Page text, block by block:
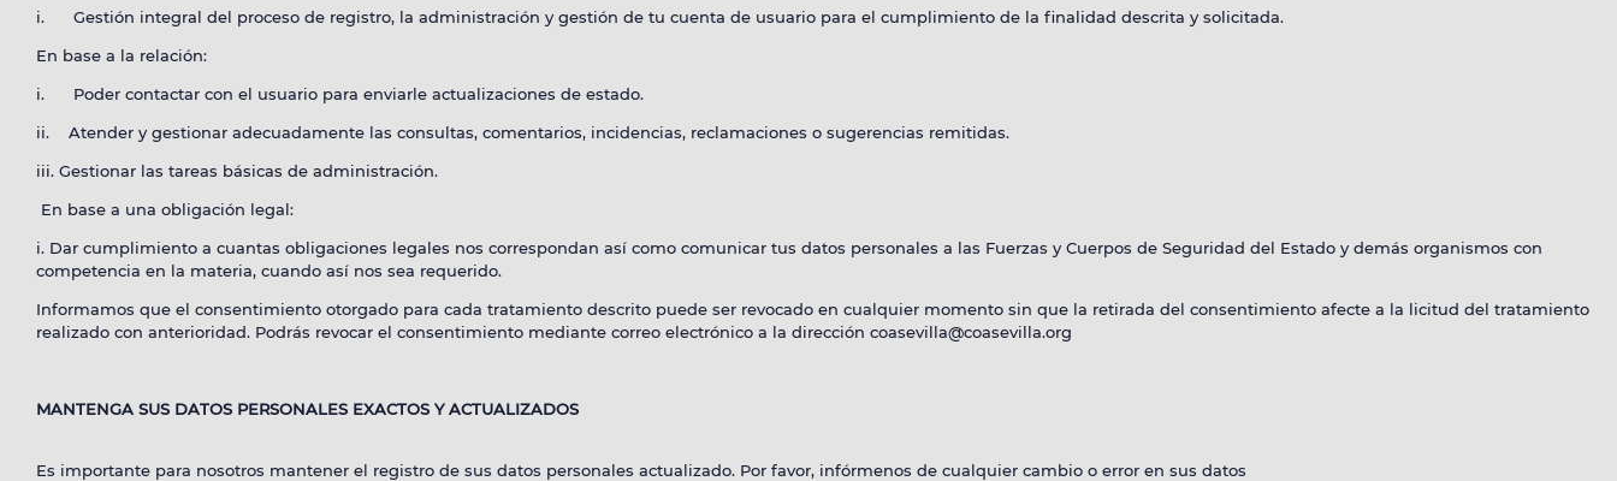
i. Gestión integral del proceso de registro, la administración y gestión de tu cuenta de usuario para el cumplimiento de la finalidad descrita y solicitada.
En base a la relación:
i. Poder contactar con el usuario para enviarle actualizaciones de estado.
ii. Atender y gestionar adecuadamente las consultas, comentarios, incidencias, reclamaciones o sugerencias remitidas.
iii. Gestionar las tareas básicas de administración.
En base a una obligación legal:
i. Dar cumplimiento a cuantas obligaciones legales nos correspondan así como comunicar tus datos personales a las Fuerzas y Cuerpos de Seguridad del Estado y demás organismos con
competencia en la materia, cuando así nos sea requerido.
Informamos que el consentimiento otorgado para cada tratamiento descrito puede ser revocado en cualquier momento sin que la retirada del consentimiento afecte a la licitud del tratamiento
realizado con anterioridad. Podrás revocar el consentimiento mediante correo electrónico a la dirección coasevilla@coasevilla.org
MANTENGA SUS DATOS PERSONALES EXACTOS Y ACTUALIZADOS
Es importante para nosotros mantener el registro de sus datos personales actualizado. Por favor, infórmenos de cualquier cambio o error en sus datos